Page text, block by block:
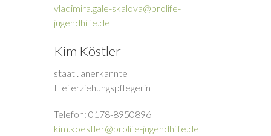
vladimira.gale-skalova@prolife-
jugendhilfe.de
Kim Köstler
staatl. anerkannte
Heilerziehungspflegerin
Telefon: 0178-8950896
kim.koestler@prolife-jugendhilfe.de